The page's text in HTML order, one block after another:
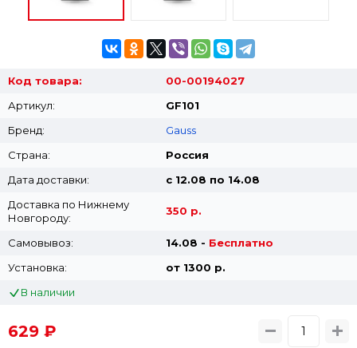
Код товара:
00-00194027
Артикул:
GF101
Бренд:
Gauss
Страна:
Россия
Дата доставки:
с 12.08 по 14.08
Доставка по Нижнему
Новгороду:
350 р.
Самовывоз: 14.08 - Бесплатно
Установка:
от 1300 p.
В наличии
629 ₽